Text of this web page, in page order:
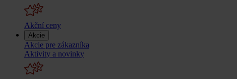
Akční ceny
Akcie
Akcie pre zákazníka
Aktivity a novinky